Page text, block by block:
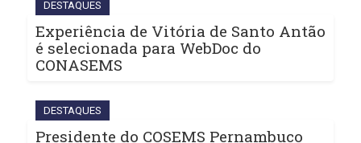
DESTAQUES
Experiência de Vitória de Santo Antão
é selecionada para WebDoc do
CONASEMS
DESTAQUES
Presidente do COSEMS Pernambuco